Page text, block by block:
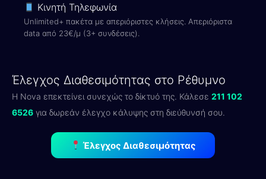
Κινητή Τηλεφωνία
Unlimited+ πακέτα με απεριόριστες κλήσεις. Απεριόριστα
data από 23€/μ (3+ συνδέσεις).
Έλεγχος Διαθεσιμότητας στο Ρέθυμνο
Η Nova επεκτείνει συνεχώς το δίκτυό της. Κάλεσε 211 102
6526 για δωρεάν έλεγχο κάλυψης στη διεύθυνσή σου.
Έλεγχος Διαθεσιμότητας